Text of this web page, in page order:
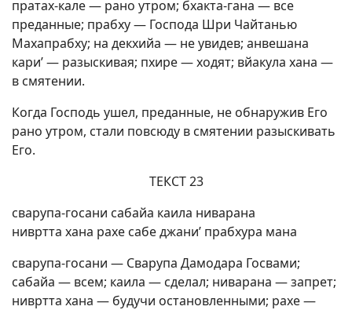
пратах-кале — рано утром; бхакта-гана — все
преданные; прабху — Господа Шри Чайтанью
Махапрабху; на декхийа — не увидев; анвешана
кари’ — разыскивая; пхире — ходят; вйакула хана —
в смятении.
Когда Господь ушел, преданные, не обнаружив Его
рано утром, стали повсюду в смятении разыскивать
Его.
ТЕКСТ 23
сварупа-госани сабайа каила ниварана
нивртта хана рахе сабе джани’ прабхура мана
сварупа-госани — Сварупа Дамодара Госвами;
сабайа — всем; каила — сделал; ниварана — запрет;
нивртта хана — будучи остановленными; рахе —